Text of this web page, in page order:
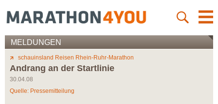
MELDUNGEN
schauinsland Reisen Rhein-Ruhr-Marathon
Andrang an der Startlinie
30.04.08
Quelle: Pressemitteilung